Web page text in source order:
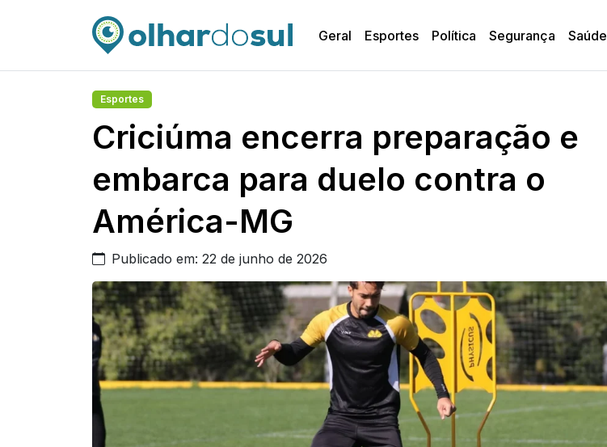
Geral Esportes Política Segurança Saúde
Esportes
Criciúma encerra preparação e
embarca para duelo contra o
América-MG
Publicado em: 22 de junho de 2026